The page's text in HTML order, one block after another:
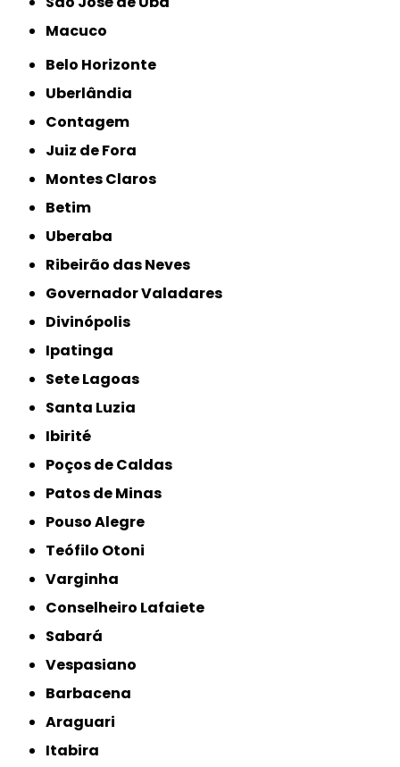
Macuco
Belo Horizonte
Uberlândia
Contagem
Juiz de Fora
Montes Claros
Betim
Uberaba
Ribeirão das Neves
Governador Valadares
Divinópolis
Ipatinga
Sete Lagoas
Santa Luzia
Ibirité
Poços de Caldas
Patos de Minas
Pouso Alegre
Teófilo Otoni
Varginha
Conselheiro Lafaiete
Sabará
Vespasiano
Barbacena
Araguari
Itabira